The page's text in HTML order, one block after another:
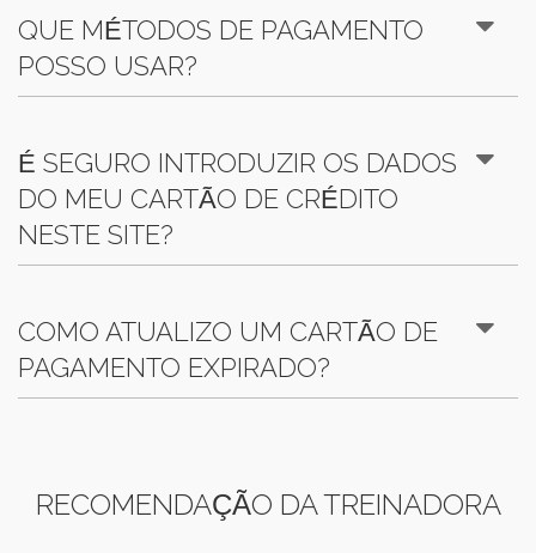
QUE MÉTODOS DE PAGAMENTO
POSSO USAR?
É SEGURO INTRODUZIR OS DADOS
DO MEU CARTÃO DE CRÉDITO
NESTE SITE?
COMO ATUALIZO UM CARTÃO DE
PAGAMENTO EXPIRADO?
RECOMENDAÇÃO DA TREINADORA